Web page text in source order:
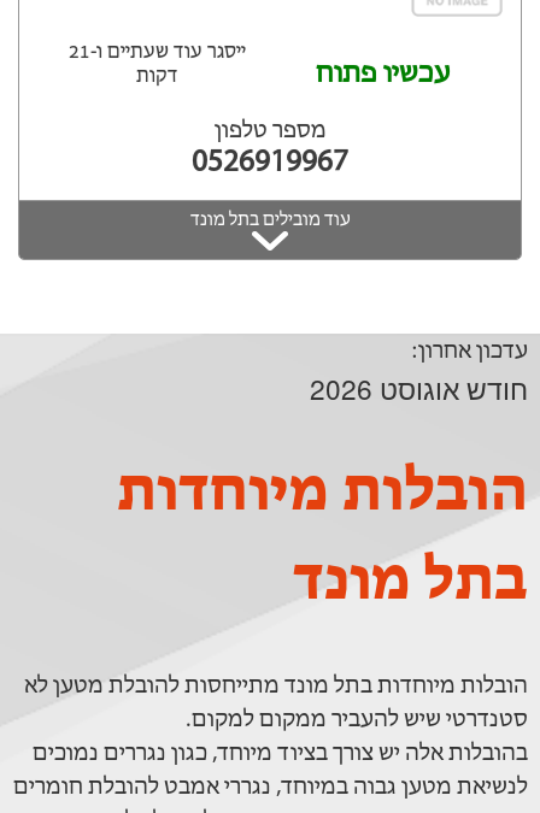
עכשיו פתוח
ייסגר עוד שעתיים ‫ו-21
דקות
מספר טלפון
0526919967
עוד מובילים בתל מונד
עדכון אחרון:
חודש אוגוסט 2026
הובלות מיוחדות
בתל מונד
הובלות מיוחדות בתל מונד מתייחסות להובלת מטען לא
סטנדרטי שיש להעביר ממקום למקום.
בהובלות אלה יש צורך בציוד מיוחד, כגון נגררים נמוכים
לנשיאת מטען גבוה במיוחד, נגררי אמבט להובלת חומרים